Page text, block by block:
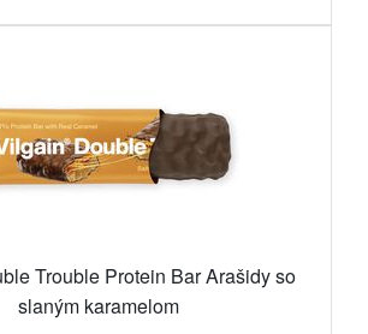
Trouble Protein Bar Arašidy so
slaným karamelom